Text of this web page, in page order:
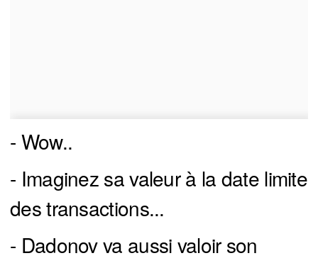
- Wow..
- Imaginez sa valeur à la date limite
des transactions...
- Dadonov va aussi valoir son